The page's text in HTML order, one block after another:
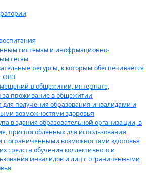
системам и инофрмационно-
сетям
ресурсы, к которым обеспечивается
ОВЗ
в общежитии, интернате,
проживание в общежитии
получения образования инвалидами и
возможностями здоровья
в здания образовательной организации, в
приспособленных для использования
ограниченными возможностями здоровья
средств обучения коллективного и
инвалидов и лиц с ограниченными